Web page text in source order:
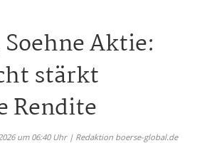
Aktie:
stärkt
Rendite
um 06:40 Uhr | Redaktion boerse-global.de